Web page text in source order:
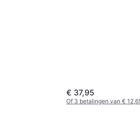
€ 37,95
Of 3 betalingen van €